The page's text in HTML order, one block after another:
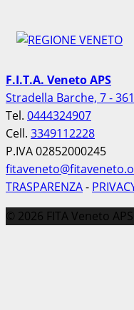
F.I.T.A. Veneto APS
Stradella Barche, 7 -
Tel. 0444324907
Cell. 3349112228
P.IVA 02852000245
TRASPARENZA-
© 2026 FITA Veneto